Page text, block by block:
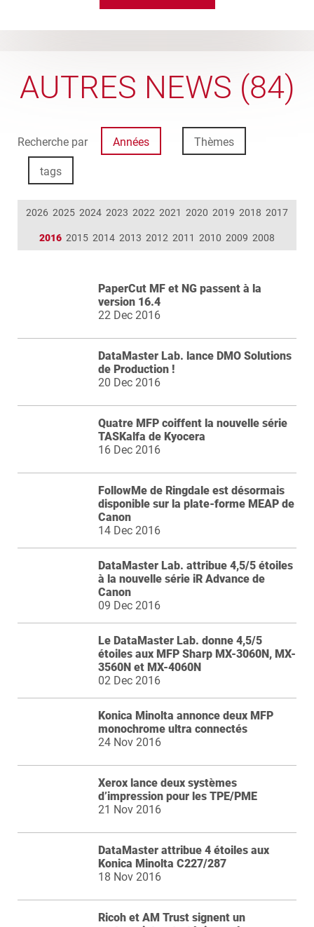
AUTRES NEWS (84)
Recherche par Années Thèmes
tags
2026 2025 2024 2023 2022 2021 2020 2019 2018 2017
2016 2015 2014 2013 2012 2011 2010 2009 2008
PaperCut MF et NG passent à la
version 16.4
22 Dec 2016
DataMaster Lab. lance DMO Solutions
de Production !
20 Dec 2016
Quatre MFP coiffent la nouvelle série
TASKalfa de Kyocera
16 Dec 2016
FollowMe de Ringdale est désormais
disponible sur la plate-forme MEAP de
Canon
14 Dec 2016
DataMaster Lab. attribue 4,5/5 étoiles
à la nouvelle série iR Advance de
Canon
09 Dec 2016
Le DataMaster Lab. donne 4,5/5
étoiles aux MFP Sharp MX-3060N, MX-
3560N et MX-4060N
02 Dec 2016
Konica Minolta annonce deux MFP
monochrome ultra connectés
24 Nov 2016
Xerox lance deux systèmes
d’impression pour les TPE/PME
21 Nov 2016
DataMaster attribue 4 étoiles aux
Konica Minolta C227/287
18 Nov 2016
Ricoh et AM Trust signent un